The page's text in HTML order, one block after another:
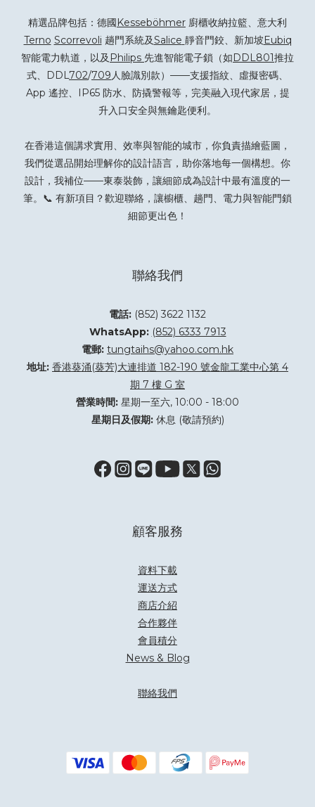
精選品牌包括：德國Kesseböhmer 廚櫃收納拉籃、意大利
Terno Scorrevoli 趟門系統及Salice 靜音門鉸、新加坡Eubiq
智能電力軌道，以及 Philips 先進智能電子鎖（如DDL801推拉
式、DDL702/709人臉識別款）——支援指紋、虛擬密碼、
App 遙控、IP65 防水、防撬警報等，完美融入現代家居，提
升入口安全與無鑰匙便利。
在香港這個講求實用、效率與智能的城市，你負責描繪藍圖，
我們從選品開始理解你的設計語言，助你落地每一個構想。你
設計，我補位——東泰裝飾，讓細節成為設計中最有溫度的一
筆。📞 有新項目？歡迎聯絡 ，讓櫥櫃、趟門、電力與智能門鎖
細節更出色！
聯絡我們
電話: (852) 3622 1132
WhatsApp: (852) 6333 7913
電郵: tungtaihs@yahoo.com.hk
地址: 香港葵涌(葵芳)大連排道 182-190 號金龍工業中心第 4
期 7 樓 G 室
營業時間: 星期一至六, 10:00 - 18:00
星期日及假期:休息 (敬請預約)
顧客服務
資料下載
運送方式
商店介紹
合作夥伴
會員積分
News & Blog
聯絡我們